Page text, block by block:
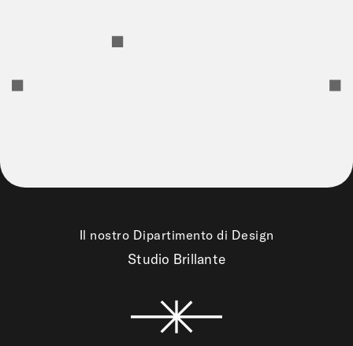
Il nostro Dipartimento di Design
Studio Brillante